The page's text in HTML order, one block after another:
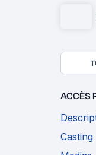
ACCÈS
Casting